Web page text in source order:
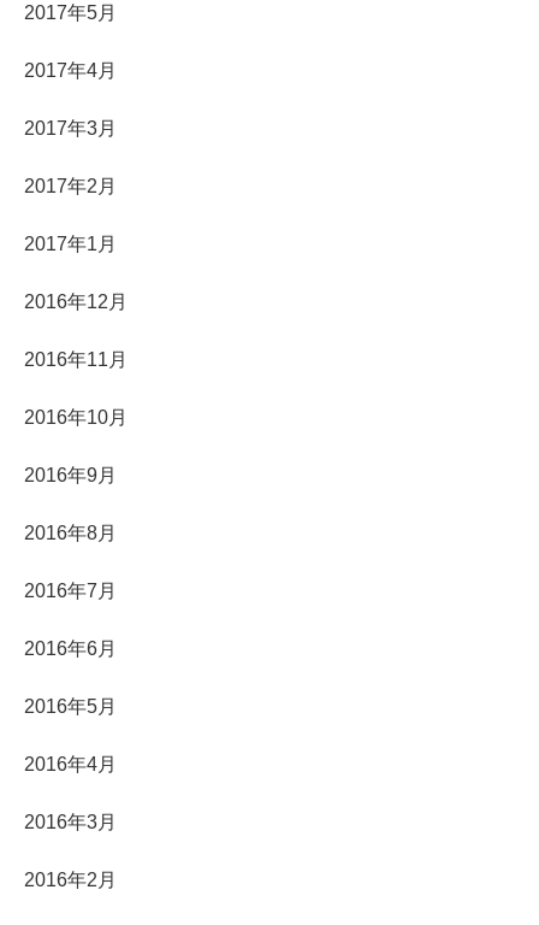
2017年5月
2017年4月
2017年3月
2017年2月
2017年1月
2016年12月
2016年11月
2016年10月
2016年9月
2016年8月
2016年7月
2016年6月
2016年5月
2016年4月
2016年3月
2016年2月